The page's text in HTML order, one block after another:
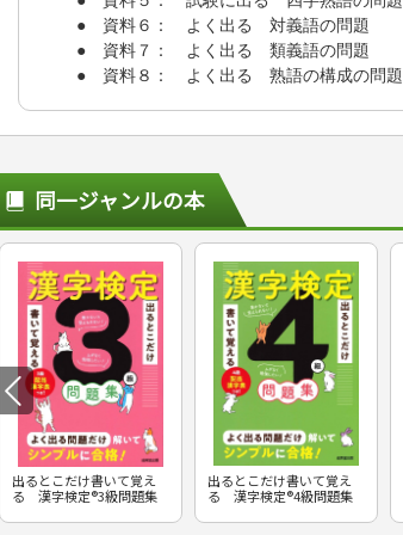
● 資料６： よく出る 対義語の問題
● 資料７： よく出る 類義語の問題
● 資料８： よく出る 熟語の構成の問題
同一ジャンルの本
出るとこだけ書いて覚え
る 漢字検定®3級問題集
出るとこだけ書いて覚え
る 漢字検定®4級問題集